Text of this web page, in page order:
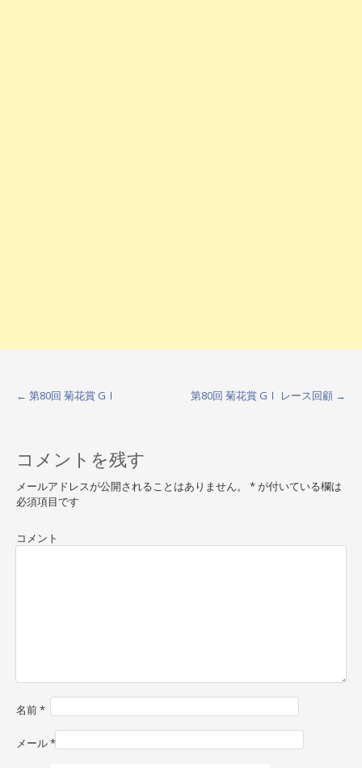
s
t
n
a
t
i
o
n
← 第80回 菊花賞 GⅠ 第80回 菊花賞 GⅠ レース回顧 →
コメントを残す
メールアドレスが公開されることはありません。 *が付いている欄は
必須項目です
コメント
名前*
メール*